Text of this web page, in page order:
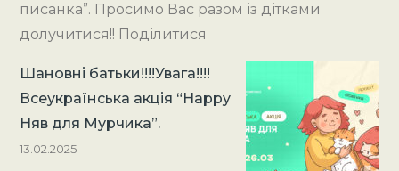
писанка”. Просимо Вас разом із дітками
долучитися!! Поділитися
Шановні батьки!!!!Увага!!!!
Всеукраїнська акція “Happy
Няв для Мурчика”.
13.02.2025